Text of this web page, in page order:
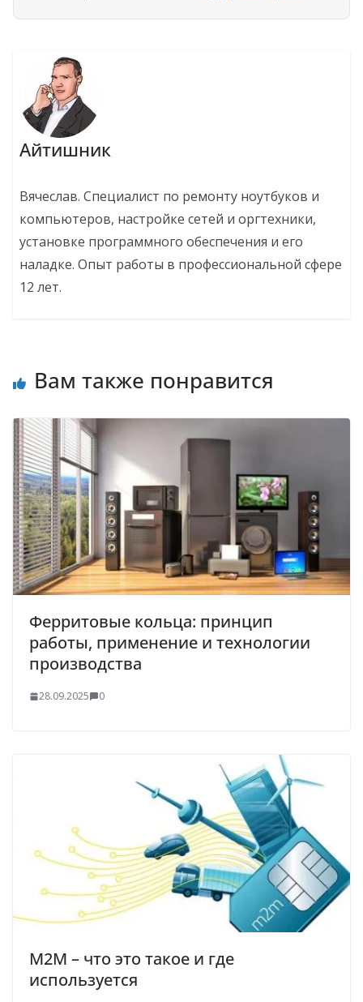
Айтишник
Вячеслав. Специалист по ремонту ноутбуков и
компьютеров, настройке сетей и оргтехники,
установке программного обеспечения и его
наладке. Опыт работы в профессиональной сфере
12 лет.
Вам также понравится
Ферритовые кольца: принцип
работы, применение и технологии
производства
28.09.2025 0
M2M – что это такое и где
используется